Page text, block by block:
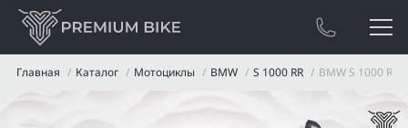
Главная Каталог Мотоциклы BMW S 1000 RR BMW S 1000 RR